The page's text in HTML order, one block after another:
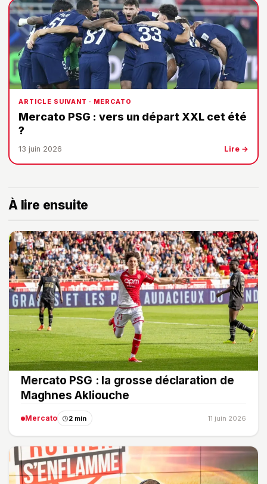
ARTICLE SUIVANT · MERCATO
Mercato PSG : vers un départ XXL cet été
?
13 juin 2026 Lire →
À lire ensuite
Mercato PSG : la grosse déclaration de
Maghnes Akliouche
Mercato 2 min 11 juin 2026